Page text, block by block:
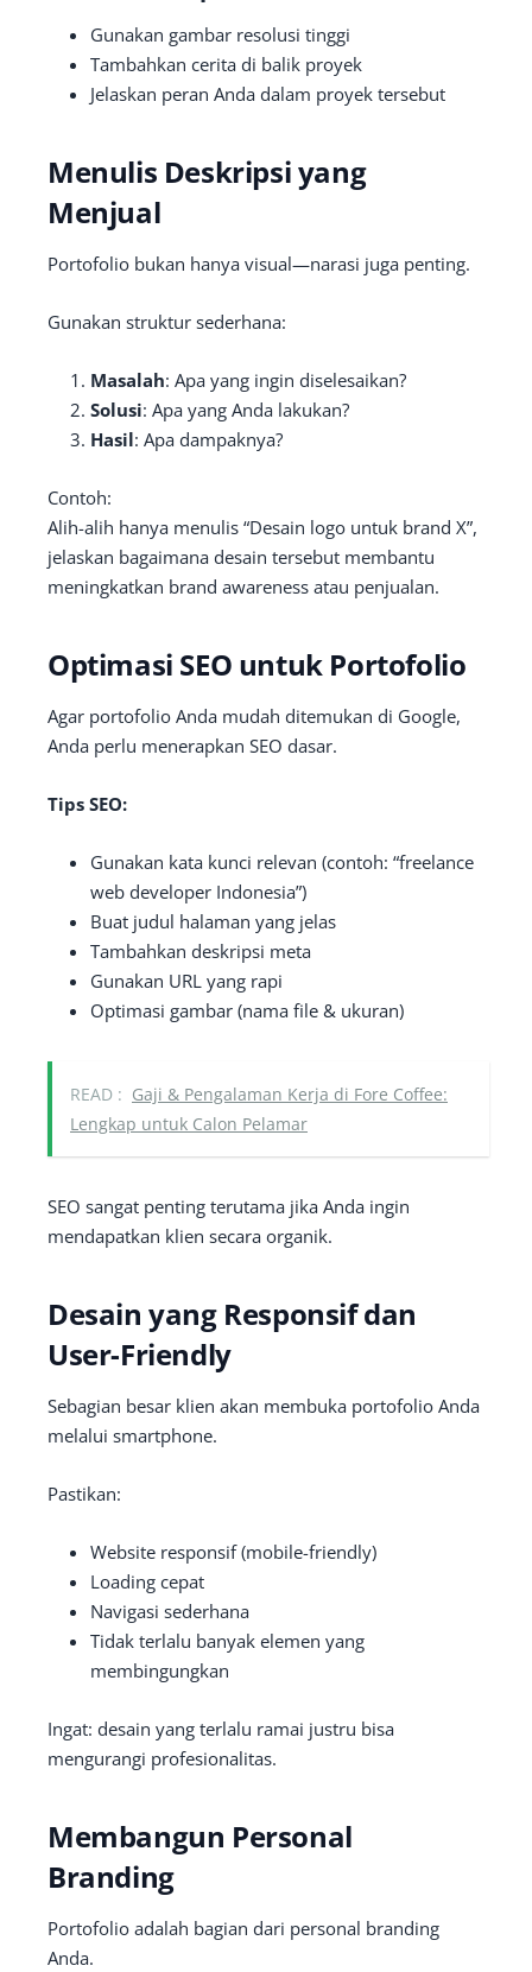
Gunakan gambar resolusi tinggi
Tambahkan cerita di balik proyek
Jelaskan peran Anda dalam proyek tersebut
Menulis Deskripsi yang
Menjual
Portofolio bukan hanya visual—narasi juga penting.
Gunakan struktur sederhana:
Masalah: Apa yang ingin diselesaikan?
Solusi: Apa yang Anda lakukan?
Hasil: Apa dampaknya?
Contoh:
Alih-alih hanya menulis “Desain logo untuk brand X”,
jelaskan bagaimana desain tersebut membantu
meningkatkan brand awareness atau penjualan.
Optimasi SEO untuk Portofolio
Agar portofolio Anda mudah ditemukan di Google,
Anda perlu menerapkan SEO dasar.
Tips SEO:
Gunakan kata kunci relevan (contoh: “freelance
web developer Indonesia”)
Buat judul halaman yang jelas
Tambahkan deskripsi meta
Gunakan URL yang rapi
Optimasi gambar (nama file & ukuran)
READ : Gaji & Pengalaman Kerja di Fore Coffee:
Lengkap untuk Calon Pelamar
SEO sangat penting terutama jika Anda ingin
mendapatkan klien secara organik.
Desain yang Responsif dan
User-Friendly
Sebagian besar klien akan membuka portofolio Anda
melalui smartphone.
Pastikan:
Website responsif (mobile-friendly)
Loading cepat
Navigasi sederhana
Tidak terlalu banyak elemen yang
membingungkan
Ingat: desain yang terlalu ramai justru bisa
mengurangi profesionalitas.
Membangun Personal
Branding
Portofolio adalah bagian dari personal branding
Anda.